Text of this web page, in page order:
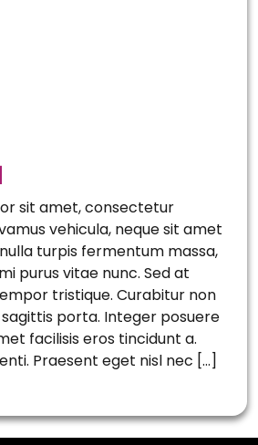
sit amet, consectetur
vehicula, neque sit amet
turpis fermentum massa,
purus vitae nunc. Sed at
tristique. Curabitur non
porta. Integer posuere
facilisis eros tincidunt a.
Praesent eget nisl nec […]